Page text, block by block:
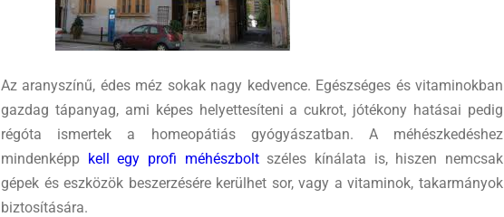
Az aranyszínű, édes méz sokak nagy kedvence. Egészséges és vitaminokban
gazdag tápanyag, ami képes helyettesíteni a cukrot, jótékony hatásai pedig
régóta ismertek a homeopátiás gyógyászatban. A méhészkedéshez
mindenképp kell egy profi méhészboltszéles kínálata is, hiszen nemcsak
gépek és eszközök beszerzésére kerülhet sor, vagy a vitaminok, takarmányok
biztosítására.